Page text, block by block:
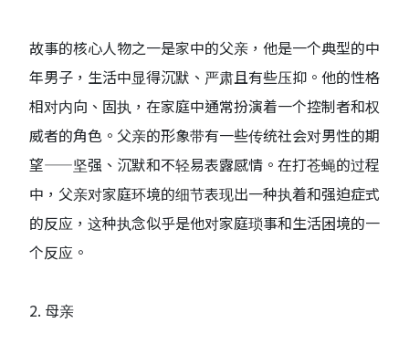
故事的核心人物之一是家中的父亲，他是一个典型的中
年男子，生活中显得沉默、严肃且有些压抑。他的性格
相对内向、固执，在家庭中通常扮演着一个控制者和权
威者的角色。父亲的形象带有一些传统社会对男性的期
望——坚强、沉默和不轻易表露感情。在打苍蝇的过程
中，父亲对家庭环境的细节表现出一种执着和强迫症式
的反应，这种执念似乎是他对家庭琐事和生活困境的一
个反应。
2. 母亲